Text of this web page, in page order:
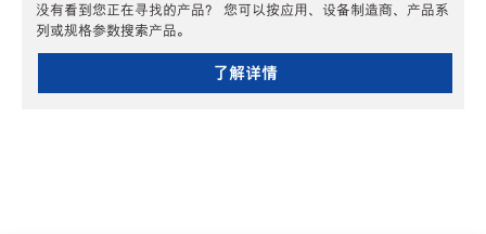
没有看到您正在寻找的产品？ 您可以按应用、设备制造商、产品系
列或规格参数搜索产品。
了解详情